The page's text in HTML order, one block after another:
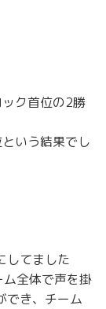
ク首位の2勝
いう結果でし
してました
全体で声を掛
でき、チーム